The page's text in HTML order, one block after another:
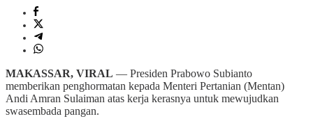
MAKASSAR, VIRAL — Presiden Prabowo Subianto
memberikan penghormatan kepada Menteri Pertanian (Mentan)
Andi Amran Sulaiman atas kerja kerasnya untuk mewujudkan
swasembada pangan.